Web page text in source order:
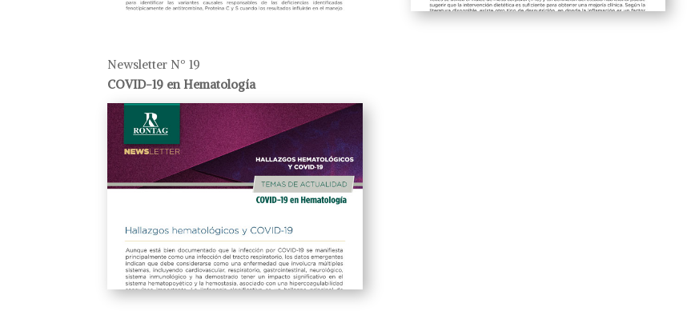
Newsletter Nº 19
COVID-19 en Hematología